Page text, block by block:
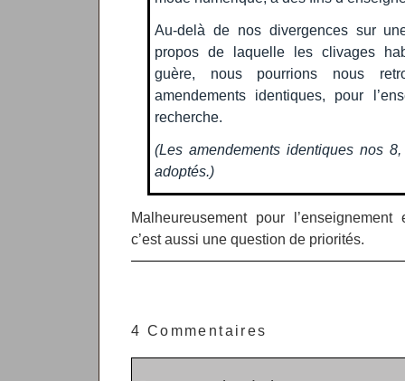
Au-delà de nos divergences sur
propos de laquelle les clivages
guère, nous pourrions nous
amendements identiques, pour
recherche.
(Les amendements identiques nos
adoptés.)
Malheureusement pour
c’est aussi une question de priorités.
4 Commentaires